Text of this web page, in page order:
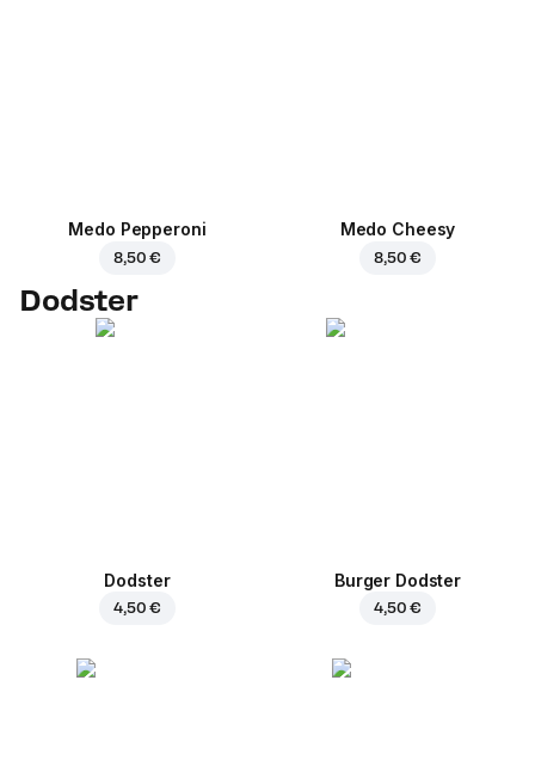
Medo Pepperoni
8,50 €
Medo Cheesy
8,50 €
Dodster
Dodster
4,50 €
Burger Dodster
4,50 €